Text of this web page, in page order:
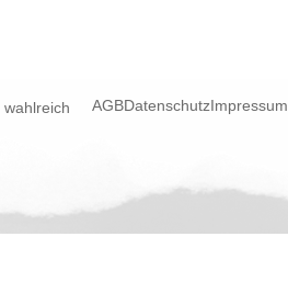
wahlreich AGBDatenschutzImpressum